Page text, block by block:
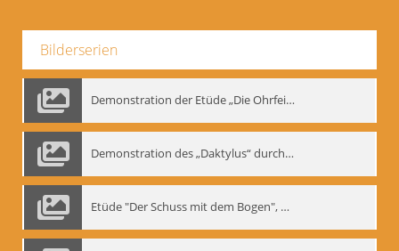
Bilderserien
Demonstration der Etüde „Die Ohrfeige“
Demonstration des „Daktylus“ durch Gennadij Nikolajewitsch Bogdanow, Berlin 1991
Etüde "Der Schuss mit dem Bogen", Gennadij Bogdanow